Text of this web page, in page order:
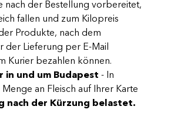
nach der Bestellung vorbereitet,
fallen und zum Kilopreis
Produkte, nach dem
der Lieferung per E-Mail
Kurier bezahlen können.
in und um Budapest - In
an Fleisch auf Ihrer Karte
nach der Kürzung belastet.